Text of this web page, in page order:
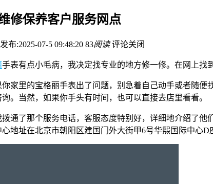
修保养客户服务网点
发布:2025-07-5 09:48:20 83阅读 评论关闭
手表有点小毛病，我决定找专业的地方修一修。在网上找
家里的宝格丽手表出了问题，别急着自己动手或者随
。当然，如果你手头有时间，也可以直接去店里看看。
通了那个服务电话，客服态度特别好，详细地介绍了
地址在北京市朝阳区建国门外大街甲6号华熙国际中心D